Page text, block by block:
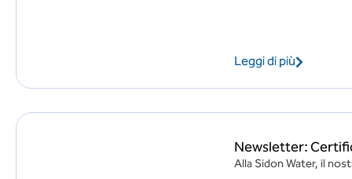
Leggi di più
Newsletter:
Alla Sidon Water, il